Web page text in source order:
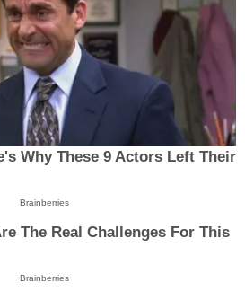
Why These 9 Actors Left Their
Brainberries
The Real Challenges For This
Brainberries